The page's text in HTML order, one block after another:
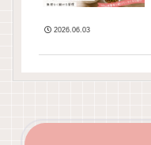
2026.06.03